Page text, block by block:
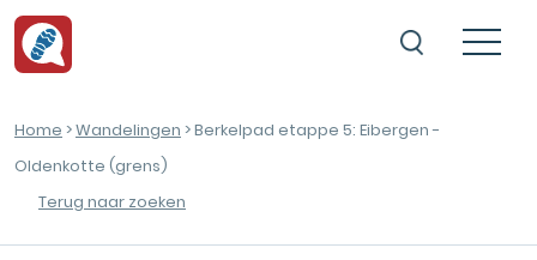
Home >Wandelingen > Berkelpad etappe 5: Eibergen -
Oldenkotte (grens)
Terug naar zoeken